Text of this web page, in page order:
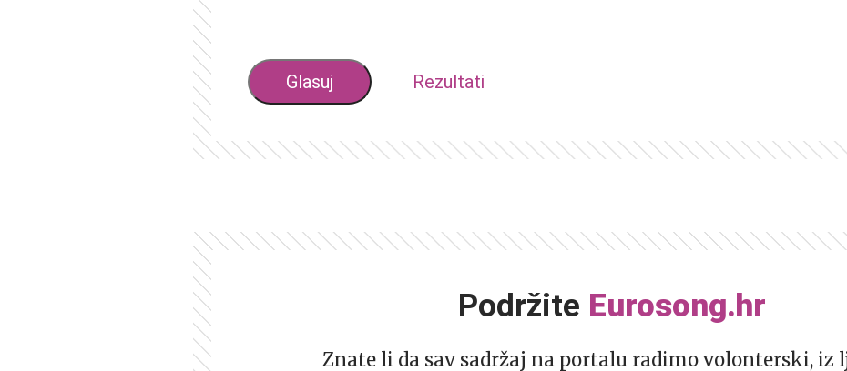
Rezultati
Podržite Eurosong.hr
Znate li da sav sadržaj na portalu radimo volonterski, iz